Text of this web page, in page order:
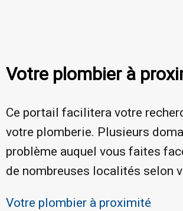
Votre plombier à
Ce portail facilitera votre
votre plomberie. Plusieurs
problème auquel vous faites
de nombreuses localités selon
Votre plombier à proximité